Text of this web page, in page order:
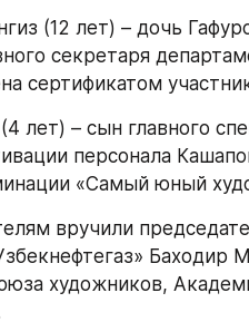
(12 лет) – дочь
секретаря
сертификатом
лет) – сын главного
персонала
«Самый юный
вручили
Баходир
художников,